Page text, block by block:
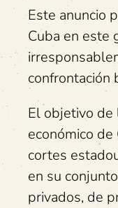
Este anuncio
Cuba en este
confrontación
El objetivo de
económico
cortes
en su
privados, de